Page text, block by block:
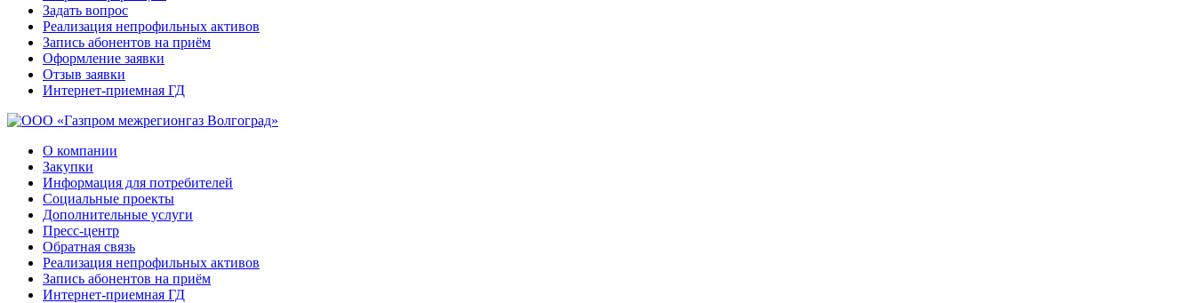
Задать вопрос
Реализация непрофильных активов
Запись абонентов на приём
Оформление заявки
Отзыв заявки
Интернет-приемная ГД
О компании
Закупки
Информация для потребителей
Социальные проекты
Дополнительные услуги
Пресс-центр
Обратная связь
Реализация непрофильных активов
Запись абонентов на приём
Интернет-приемная ГД